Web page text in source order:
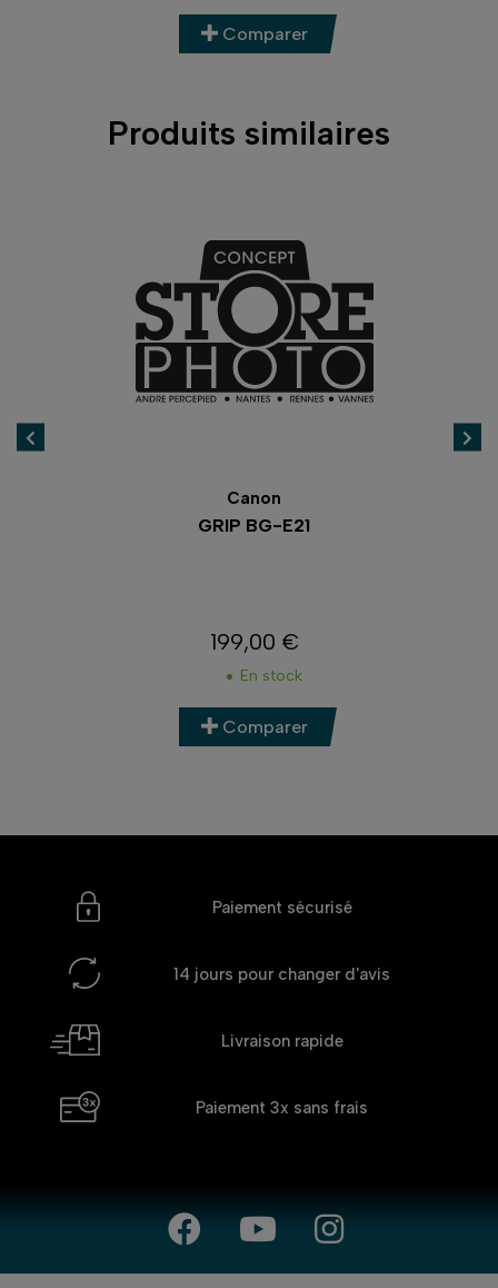
Comparer
Produits similaires
Canon
GRIP BG-E21
Prix
199,00 €
En stock
Comparer
Paiement sécurisé
14 jours pour changer d'avis
Livraison rapide
Paiement 3x sans frais